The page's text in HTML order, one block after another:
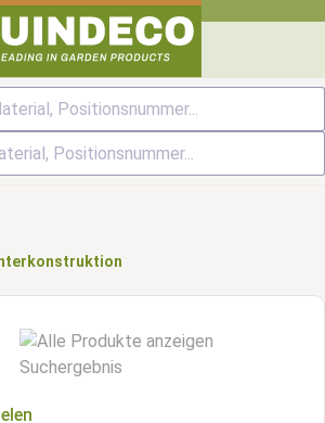
Positionsnummer...
Terrassendielen